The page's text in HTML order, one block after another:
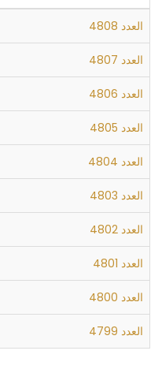
العدد 4808
العدد 4807
العدد 4806
العدد 4805
العدد 4804
العدد 4803
العدد 4802
العدد 4801
العدد 4800
العدد 4799